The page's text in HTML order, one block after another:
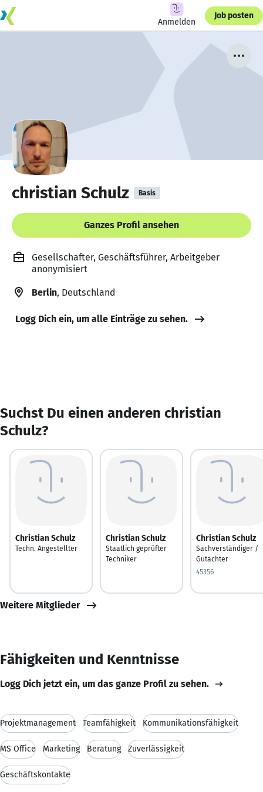
Anmelden
Job posten
christian Schulz Basis
Ganzes Profil ansehen
Gesellschafter, Geschäftsführer, Arbeitgeber
anonymisiert
Berlin, Deutschland
Logg Dich ein, um alle Einträge zu sehen.
Suchst Du einen anderen christian
Schulz?
Christian Schulz
Techn. Angestellter
Christian Schulz
Staatlich geprüfter
Techniker
Christian Schulz
Sachverständiger /
Gutachter
45356
Weitere Mitglieder
Fähigkeiten und Kenntnisse
Logg Dich jetzt ein, um das ganze Profil zu sehen.
Projektmanagement Teamfähigkeit Kommunikationsfähigkeit
MS Office Marketing Beratung Zuverlässigkeit
Geschäftskontakte